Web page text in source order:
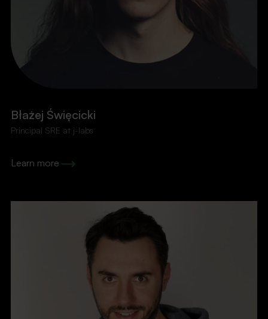
Błażej Święcicki
Principal SRE at j-labs
Learn more